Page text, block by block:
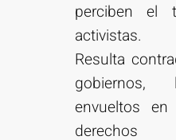
perciben el
activistas.
Resulta
gobiernos,
envueltos